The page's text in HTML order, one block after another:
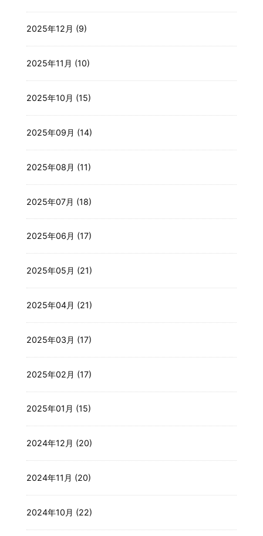
2025年12月 (9)
2025年11月 (10)
2025年10月 (15)
2025年09月 (14)
2025年08月 (11)
2025年07月 (18)
2025年06月 (17)
2025年05月 (21)
2025年04月 (21)
2025年03月 (17)
2025年02月 (17)
2025年01月 (15)
2024年12月 (20)
2024年11月 (20)
2024年10月 (22)